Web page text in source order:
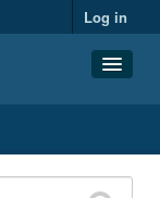
Log in